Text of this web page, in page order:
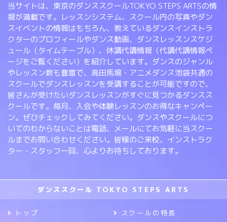
当サイトは、東京のダンススクールTOKYO STEPS ARTSの情
報が満載です。レッスンシステム、スクール内の写真やダン
スイベントの情報はもちろん、教えているダンスインストラ
クターのプロフィールやダンス動画、ダンスレッスンスケジ
ュール（タイムテーブル）、休講代講情報（代講代講情報ペ
ージをご覧ください）を紹介しています。ダンスのジャンル
やレッスン数も豊富で、高田馬場・アニメダンス池袋共通の
スクールでダンスレッスンを受講することが可能ですので、
皆さんが受けたいダンスレッスンがすぐに見つかるダンスス
クールです。毎月、入会や体験レッスンのお得なキャンペー
ン。ぜひチェックしてみてください。ダンスやスクールにつ
いてのわからないことは電話、メールにてお気軽に当スクー
ルまでお問い合わせください。皆様のご来校、インストラク
ター・スタッフ一同、心よりお待ちしております。
ダンススクール TOKYO STEPS ARTS
トップ
スクールの特長